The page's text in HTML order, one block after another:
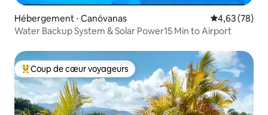
Hébergement ⋅ Canóvanas Évaluation
4,63 (78)
Water Backup System & Solar Power15 Min to Airport
Coups de cœur voyageurs les plus appréciés
Coup de cœur voyageurs